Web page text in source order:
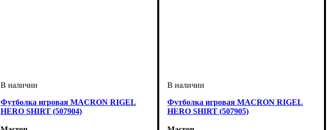
Футболка игровая MACRON RIGEL
HERO SHIRT (507904)
Футболка игровая MACRON RIGEL
HERO SHIRT (507905)